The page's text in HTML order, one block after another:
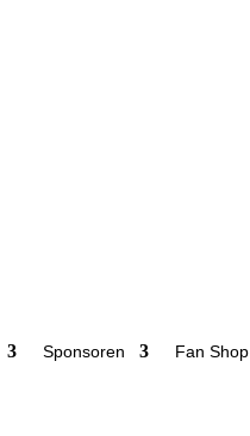
Sponsoren Fan Shop